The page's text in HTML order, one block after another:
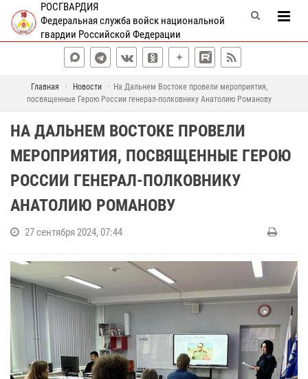
РОСГВАРДИЯ
Федеральная служба войск национальной
гвардии Российской Федерации
Главная Новости
На Дальнем Востоке провели мероприятия,
посвященные Герою России генерал-полковнику Анатолию Романову
НА ДАЛЬНЕМ ВОСТОКЕ ПРОВЕЛИ
МЕРОПРИЯТИЯ, ПОСВЯЩЕННЫЕ ГЕРОЮ
РОССИИ ГЕНЕРАЛ-ПОЛКОВНИКУ
АНАТОЛИЮ РОМАНОВУ
27 сентября 2024, 07:44